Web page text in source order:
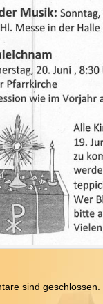
sind geschlossen.